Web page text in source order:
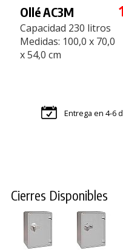
Ollé AC3M
Capacidad 230 litros
Medidas: 100,0 x 70,0
x 54,0 cm
Entrega en 4-6
Cierres Disponibles